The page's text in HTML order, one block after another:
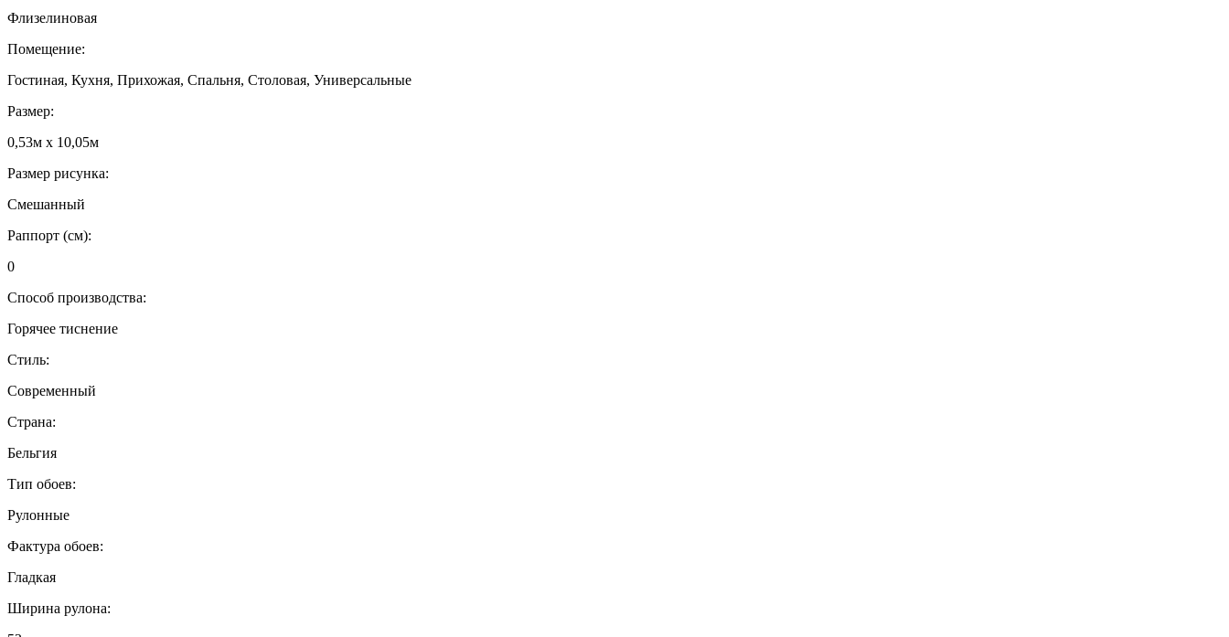
Флизелиновая
Помещение:
Гостиная, Кухня, Прихожая, Спальня, Столовая, Универсальные
Размер:
0,53м x 10,05м
Размер рисунка:
Смешанный
Раппорт (см):
0
Способ производства:
Горячее тиснение
Стиль:
Современный
Страна:
Бельгия
Тип обоев:
Рулонные
Фактура обоев:
Гладкая
Ширина рулона: